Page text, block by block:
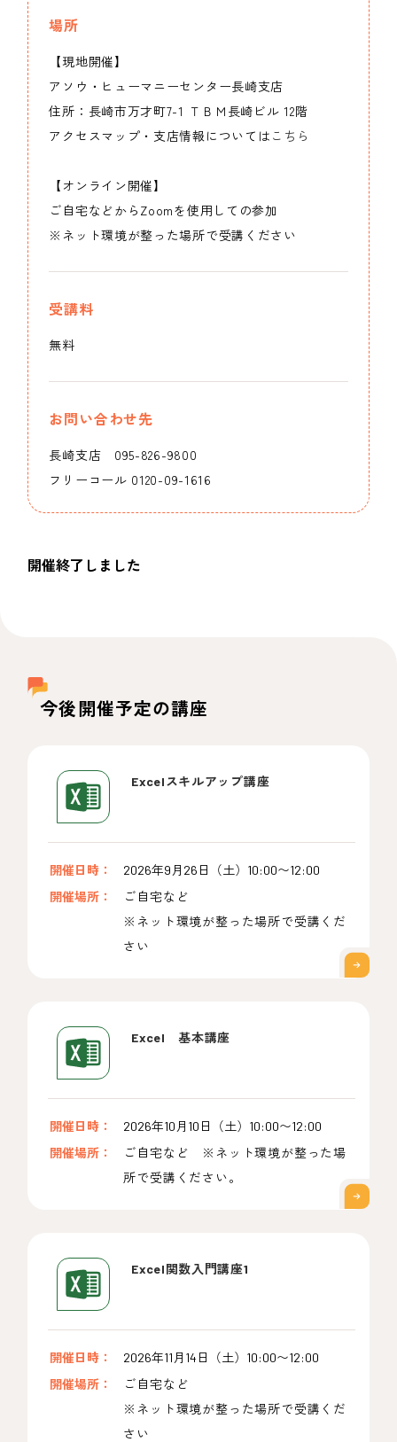
場所
【現地開催】
アソウ・ヒューマニーセンター長崎支店
住所：長崎市万才町7-1 ＴＢＭ長崎ビル 12階
アクセスマップ・支店情報については こちら
【オンライン開催】
ご自宅などからZoomを使用しての参加
※ネット環境が整った場所で受講ください
受講料
無料
お問い合わせ先
長崎支店 095-826-9800
フリーコール 0120-09-1616
開催終了しました
今後開催予定の講座
Excelスキルアップ講座
開催日時：
2026年9月26日（土）10:00〜12:00
開催場所：
ご自宅など
※ネット環境が整った場所で受講くだ
さい
Excel 基本講座
開催日時：
2026年10月10日（土）10:00〜12:00
開催場所：
ご自宅など ※ネット環境が整った場
所で受講ください。
Excel関数入門講座1
開催日時：
2026年11月14日（土）10:00〜12:00
開催場所：
ご自宅など
※ネット環境が整った場所で受講くだ
さい